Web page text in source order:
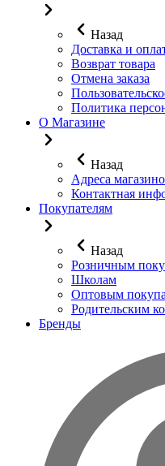
Назад
Доставка и
Возврат товара
Отмена заказа
Политика
О Магазине
Назад
Адреса
Контактная
Покупателям
Назад
Розничным
Школам
Оптовым
Родительским
Бренды